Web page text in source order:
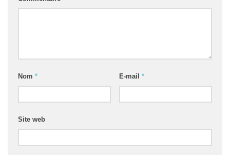
Nom * E-mail *
Site web